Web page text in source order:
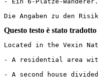
Die Angaben zu den
Questo testo è stato
Located in the Vexin
- A residential area
- A second house